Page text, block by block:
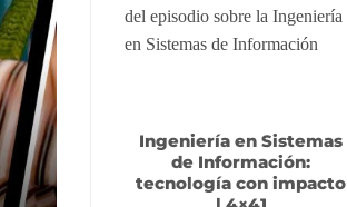
Ingeniería en Sistemas
de Información:
tecnología con impacto